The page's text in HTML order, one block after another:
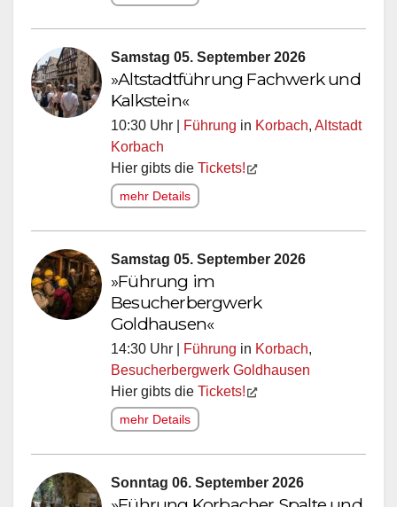
Samstag 05. September 2026
»Altstadtführung Fachwerk und
Kalkstein«
10:30 Uhr | Führung in Korbach, Altstadt
Korbach
Hier gibts die Tickets!
mehr Details
Samstag 05. September 2026
»Führung im
Besucherbergwerk
Goldhausen«
14:30 Uhr | Führung in Korbach,
Besucherbergwerk Goldhausen
Hier gibts die Tickets!
mehr Details
Sonntag 06. September 2026